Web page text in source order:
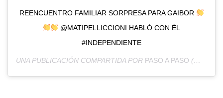
REENCUENTRO FAMILIAR SORPRESA PARA GAIBOR
@MATIPELLICCIONI HABLÓ CON ÉL
#INDEPENDIENTE
UNA PUBLICACIÓN COMPARTIDA POR PASO A PASO (@PASOAPASO_TYCSPORTS) EL